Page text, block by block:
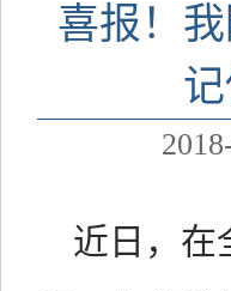
喜报！
近日，在